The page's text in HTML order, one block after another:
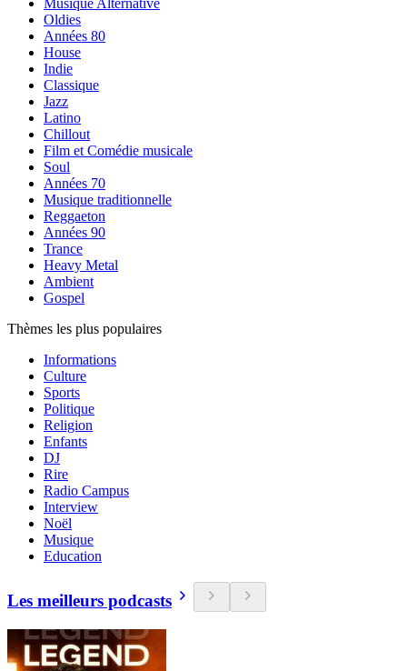
Musique Alternative
Oldies
Années 80
House
Indie
Classique
Jazz
Latino
Chillout
Film et Comédie musicale
Soul
Années 70
Musique traditionnelle
Reggaeton
Années 90
Trance
Heavy Metal
Ambient
Gospel
Thèmes les plus populaires
Informations
Culture
Sports
Politique
Religion
Enfants
DJ
Rire
Radio Campus
Interview
Noël
Musique
Education
Les meilleurs podcasts